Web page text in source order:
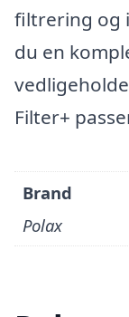
filtrering og
du en
Filter+
Brand
Polax